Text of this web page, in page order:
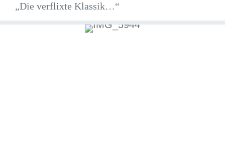
„Die verflixte Klassik…“